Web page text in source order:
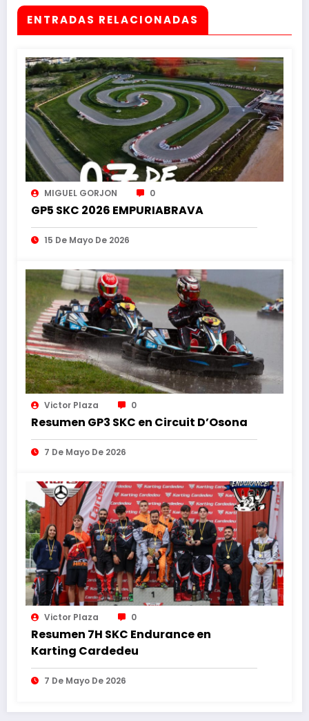
ENTRADAS RELACIONADAS
MIGUEL GORJON 0
GP5 SKC 2026 EMPURIABRAVA
15 De Mayo De 2026
Victor Plaza 0
Resumen GP3 SKC en Circuit D’Osona
7 De Mayo De 2026
Victor Plaza 0
Resumen 7H SKC Endurance en
Karting Cardedeu
7 De Mayo De 2026